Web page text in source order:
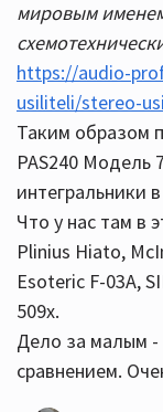
мировым
https://audio-
usiliteli/stereo-
Таким образом
PAS240 Модель
интегральники
Что у нас там в
Plinius Hiato,
Esoteric F-03A,
509x.
Дело за малым -
сравнением.